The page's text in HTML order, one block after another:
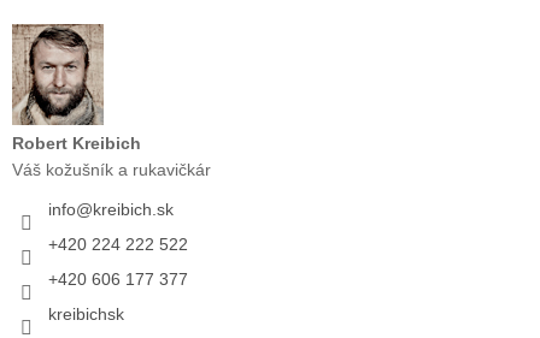
Robert Kreibich
Váš kožušník a rukavičkár
info@kreibich.sk
+420 224 222 522
+420 606 177 377
kreibichsk